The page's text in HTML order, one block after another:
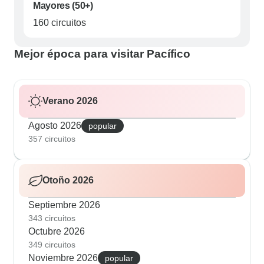
Mayores (50+)
160 circuitos
Mejor época para visitar Pacífico
Verano 2026
Agosto 2026
popular
357 circuitos
Otoño 2026
Septiembre 2026
343 circuitos
Octubre 2026
349 circuitos
Noviembre 2026
popular